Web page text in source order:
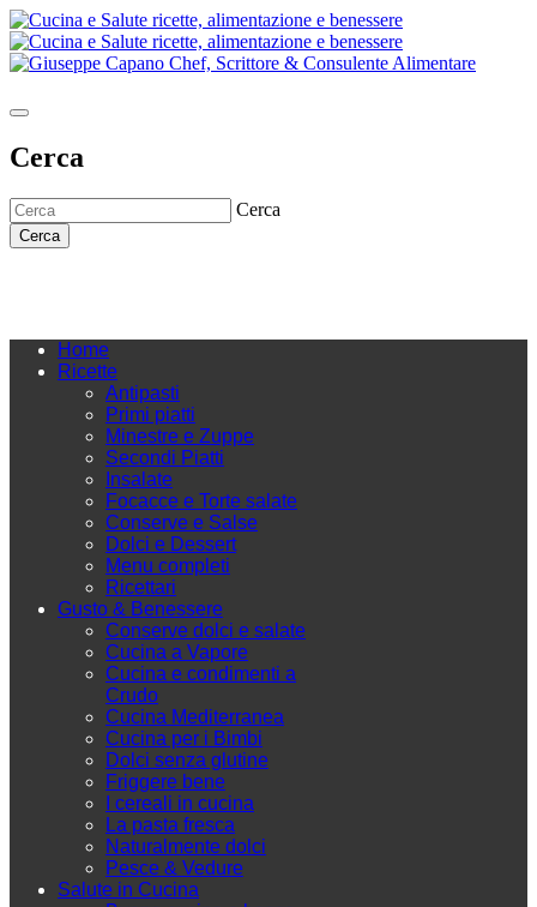
Cerca
Cerca
Cerca
Home
Ricette
Antipasti
Primi piatti
Minestre e Zuppe
Secondi Piatti
Insalate
Focacce e Torte salate
Conserve e Salse
Dolci e Dessert
Menu completi
Ricettari
Gusto & Benessere
Conserve dolci e salate
Cucina a Vapore
Cucina e condimenti a
Crudo
Cucina Mediterranea
Cucina per i Bimbi
Dolci senza glutine
Friggere bene
I cereali in cucina
La pasta fresca
Naturalmente dolci
Pesce & Vedure
Salute in Cucina